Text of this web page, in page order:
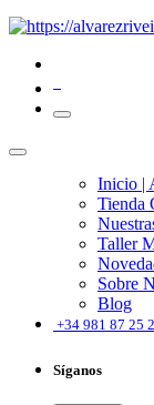
Inicio |
Tienda
Taller
Sobre
Blog
+34 981 87 25
Síganos